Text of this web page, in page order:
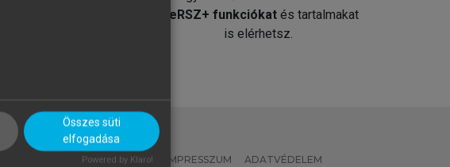
MeRSZ+ funkciókat és tartalmakat
is elérhetsz.
MI – ÁLTALÁNOS IRÁNYELVEK IMPRESSZUM ADATVÉDELEM
Összes süti
elfogadása
Powered by Klaro!